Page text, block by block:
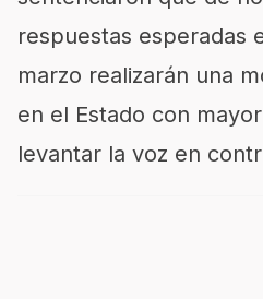
respuestas esperadas
marzo realizarán una
en el Estado con
levantar la voz en